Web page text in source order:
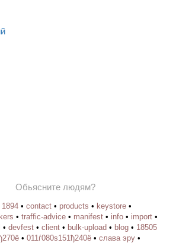
Обьясните людям?
1894 • contact • products • keystore •
• traffic-advice • manifest • info • import •
• devfest • client • bulk-upload • blog • 18505
• 011ѓ080ѕ151ђ240ё • слава эру •